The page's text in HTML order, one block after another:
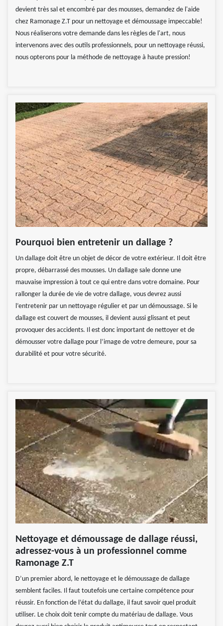
devient très sal et encombré par des mousses, demandez de l'aide
chez Ramonage Z.T pour un nettoyage et démoussage impeccable!
Nous réaliserons votre demande dans les règles de l'art, nous
intervenons avec des outils professionnels, pour un nettoyage réussi,
nous opterons pour la méthode de nettoyage à haute pression!
Pourquoi bien entretenir un dallage ?
Un dallage doit être un objet de décor de votre extérieur. Il doit être
propre, débarrassé des mousses. Un dallage sale donne une
mauvaise impression à tout ce qui entre dans votre domaine. Pour
rallonger la durée de vie de votre dallage, vous devrez aussi
l’entretenir par un nettoyage régulier et par un démoussage. Si le
dallage est couvert de mousses, il devient aussi glissant et peut
provoquer des accidents. Il est donc important de nettoyer et de
démousser votre dallage pour l’image de votre demeure, pour sa
durabilité et pour votre sécurité.
Nettoyage et démoussage de dallage réussi,
adressez-vous à un professionnel comme
Ramonage Z.T
D’un premier abord, le nettoyage et le démoussage de dallage
semblent faciles. Il faut toutefois une certaine compétence pour
réussir. En fonction de l’état du dallage, il faut savoir quel produit
utiliser. Le choix doit tenir compte du matériau de dallage. Vous